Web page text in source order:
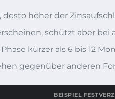
höher der
schützt aber
kürzer als 6 bis 12
gegenüber anderen
BEISPIEL